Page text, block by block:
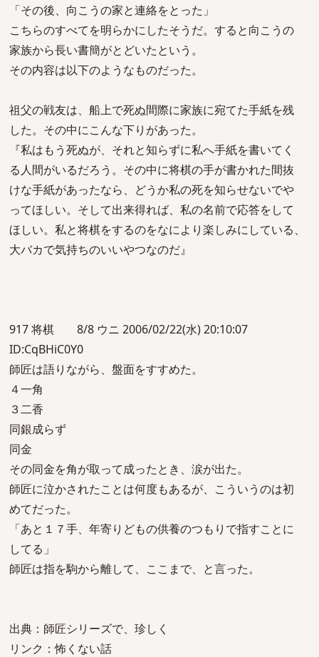
「その後、向こうの家と連絡をとった」
こちらのすべてを明らかにしたそうだ。すると向こうの
家族から長い書簡がとどいたという。
その内容は以下のようなものだった。
祖父の戦友は、船上で死ぬ間際に家族に宛てた手紙を残
した。その中にこんな下りがあった。
『私はもう死ぬが、それと知らずに私へ手紙を書いてく
る人間がいるだろう。その中に将棋の手が書かれた間抜
けな手紙があったなら、どうか私の死を知らせないでや
ってほしい。そして出来得れば、私の名前で応答をして
ほしい。私と将棋をするのをなにより楽しみにしている、
大バカで気持ちのいいやつなのだ』
917 将棋 8/8 ウニ 2006/02/22(水) 20:10:07
ID:CqBHiC0Y0
師匠は語りながら、盤面をすすめた。
４一角
３二香
同銀成らず
同金
その同金を角が取って成ったとき、涙が出た。
師匠に泣かされたことは何度もあるが、こういうのは初
めてだった。
「あと１７手、年寄りどもの供養のつもりで指すことに
してる」
師匠は指を駒から離して、ここまで、と言った。
出典：師匠シリーズで、珍しく
リンク：怖くない話